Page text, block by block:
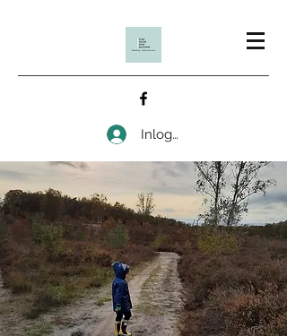
Inloggen